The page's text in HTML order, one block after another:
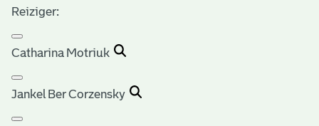
Reiziger:
Catharina Motriuk
Jankel Ber Corzensky